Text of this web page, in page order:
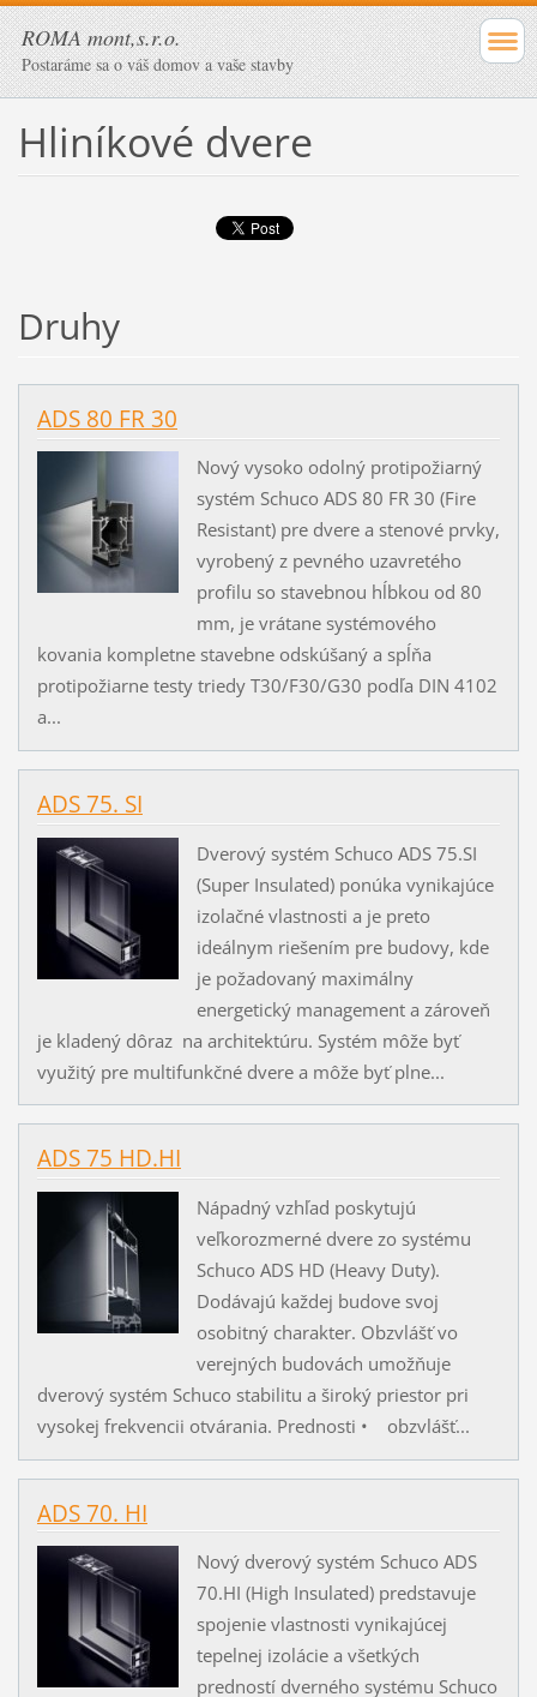
ROMA mont,s.r.o.
Postaráme sa o váš domov a vaše stavby
Hliníkové dvere
Druhy
ADS 80 FR 30
Nový vysoko odolný protipožiarný
systém Schuco ADS 80 FR 30 (Fire
Resistant) pre dvere a stenové prvky,
vyrobený z pevného uzavretého
profilu so stavebnou hĺbkou od 80
mm, je vrátane systémového
kovania kompletne stavebne odskúšaný a spĺňa
protipožiarne testy triedy T30/F30/G30 podľa DIN 4102
a...
ADS 75. SI
Dverový systém Schuco ADS 75.SI
(Super Insulated) ponúka vynikajúce
izolačné vlastnosti a je preto
ideálnym riešením pre budovy, kde
je požadovaný maximálny
energetický management a zároveň
je kladený dôraz na architektúru. Systém môže byť
využitý pre multifunkčné dvere a môže byť plne...
ADS 75 HD.HI
Nápadný vzhľad poskytujú
veľkorozmerné dvere zo systému
Schuco ADS HD (Heavy Duty).
Dodávajú každej budove svoj
osobitný charakter. Obzvlášť vo
verejných budovách umožňuje
dverový systém Schuco stabilitu a široký priestor pri
vysokej frekvencii otvárania. Prednosti • obzvlášť...
ADS 70. HI
Nový dverový systém Schuco ADS
70.HI (High Insulated) predstavuje
spojenie vlastnosti vynikajúcej
tepelnej izolácie a všetkých
predností dverného systému Schuco